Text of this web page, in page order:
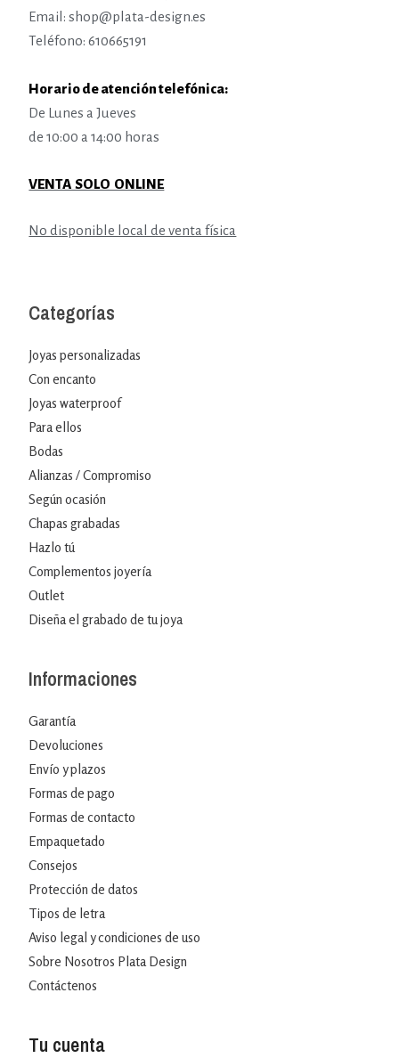
Email: shop@plata-design.es
Teléfono: 610665191
Horario de atención telefónica:
De Lunes a Jueves
de 10:00 a 14:00 horas
VENTA SOLO ONLINE
No disponible local de venta física
Categorías
Joyas personalizadas
Con encanto
Joyas waterproof
Para ellos
Bodas
Alianzas / Compromiso
Según ocasión
Chapas grabadas
Hazlo tú
Complementos joyería
Outlet
Diseña el grabado de tu joya
Informaciones
Garantía
Devoluciones
Envío y plazos
Formas de pago
Formas de contacto
Empaquetado
Consejos
Protección de datos
Tipos de letra
Aviso legal y condiciones de uso
Sobre Nosotros Plata Design
Contáctenos
Tu cuenta